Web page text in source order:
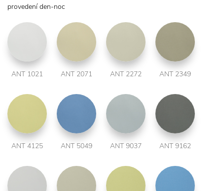
provedení den-noc
ANT 1021 ANT 2071 ANT 2272 ANT 2349
ANT 4125 ANT 5049 ANT 9037 ANT 9162